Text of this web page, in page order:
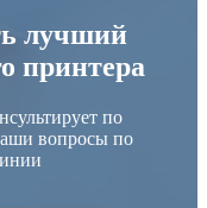
лучший
принтера
по
вопросы по